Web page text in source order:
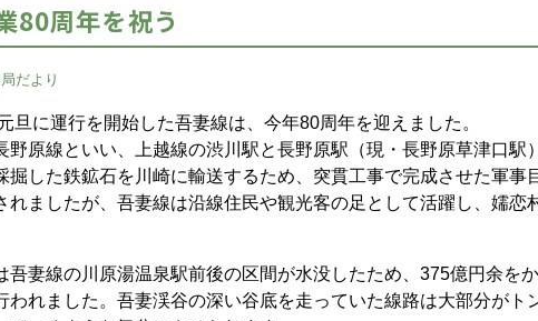
80周年を祝う
だより
に運行を開始した吾妻線は、今年80周年を迎えました。
原線といい、上越線の渋川駅と長野原駅（現・長野原草津口駅
掘した鉄鉱石を川崎に輸送するため、突貫工事で完成させた軍事
れましたが、吾妻線は沿線住民や観光客の足として活躍し、嬬恋
妻線の川原湯温泉駅前後の区間が水没したため、375億円余をか
われました。吾妻渓谷の深い谷底を走っていた線路は大部分がト